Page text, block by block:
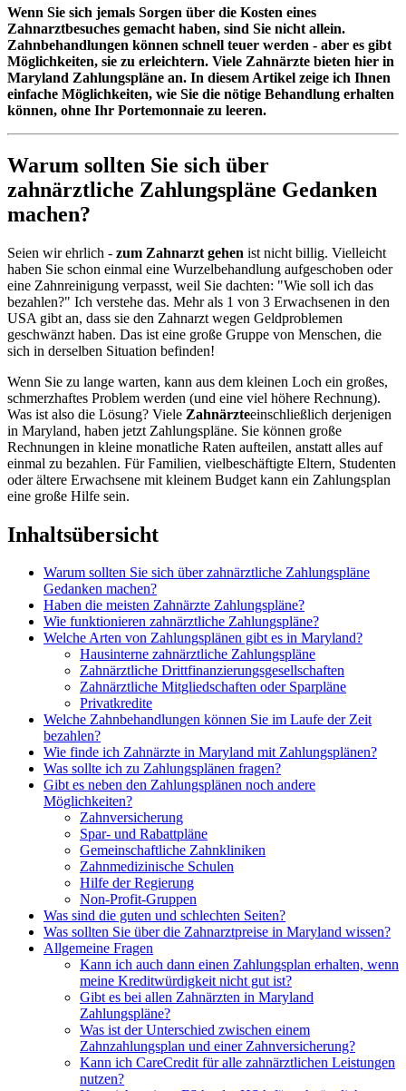
Wenn Sie sich jemals Sorgen über die Kosten eines
Zahnarztbesuches gemacht haben, sind Sie nicht allein.
Zahnbehandlungen können schnell teuer werden - aber es gibt
Möglichkeiten, sie zu erleichtern. Viele Zahnärzte bieten hier in
Maryland Zahlungspläne an. In diesem Artikel zeige ich Ihnen
einfache Möglichkeiten, wie Sie die nötige Behandlung erhalten
können, ohne Ihr Portemonnaie zu leeren.
Warum sollten Sie sich über
zahnärztliche Zahlungspläne Gedanken
machen?
Seien wir ehrlich - zum Zahnarzt gehen ist nicht billig. Vielleicht
haben Sie schon einmal eine Wurzelbehandlung aufgeschoben oder
eine Zahnreinigung verpasst, weil Sie dachten: "Wie soll ich das
bezahlen?" Ich verstehe das. Mehr als 1 von 3 Erwachsenen in den
USA gibt an, dass sie den Zahnarzt wegen Geldproblemen
geschwänzt haben. Das ist eine große Gruppe von Menschen, die
sich in derselben Situation befinden!
Wenn Sie zu lange warten, kann aus dem kleinen Loch ein großes,
schmerzhaftes Problem werden (und eine viel höhere Rechnung).
Was ist also die Lösung? Viele Zahnärzteeinschließlich derjenigen
in Maryland, haben jetzt Zahlungspläne. Sie können große
Rechnungen in kleine monatliche Raten aufteilen, anstatt alles auf
einmal zu bezahlen. Für Familien, vielbeschäftigte Eltern, Studenten
oder ältere Erwachsene mit kleinem Budget kann ein Zahlungsplan
eine große Hilfe sein.
Inhaltsübersicht
Warum sollten Sie sich über zahnärztliche Zahlungspläne
Gedanken machen?
Haben die meisten Zahnärzte Zahlungspläne?
Wie funktionieren zahnärztliche Zahlungspläne?
Welche Arten von Zahlungsplänen gibt es in Maryland?
Hausinterne zahnärztliche Zahlungspläne
Zahnärztliche Drittfinanzierungsgesellschaften
Zahnärztliche Mitgliedschaften oder Sparpläne
Privatkredite
Welche Zahnbehandlungen können Sie im Laufe der Zeit
bezahlen?
Wie finde ich Zahnärzte in Maryland mit Zahlungsplänen?
Was sollte ich zu Zahlungsplänen fragen?
Gibt es neben den Zahlungsplänen noch andere
Möglichkeiten?
Zahnversicherung
Spar- und Rabattpläne
Gemeinschaftliche Zahnkliniken
Zahnmedizinische Schulen
Hilfe der Regierung
Non-Profit-Gruppen
Was sind die guten und schlechten Seiten?
Was sollten Sie über die Zahnarztpreise in Maryland wissen?
Allgemeine Fragen
Kann ich auch dann einen Zahlungsplan erhalten, wenn
meine Kreditwürdigkeit nicht gut ist?
Gibt es bei allen Zahnärzten in Maryland
Zahlungspläne?
Was ist der Unterschied zwischen einem
Zahnzahlungsplan und einer Zahnversicherung?
Kann ich CareCredit für alle zahnärztlichen Leistungen
nutzen?